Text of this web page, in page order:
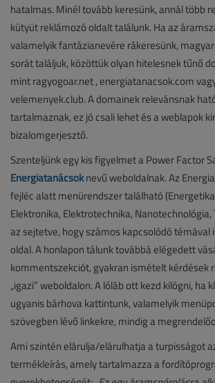
hatalmas. Minél tovább keresünk, annál több
kütyüt reklámozó oldalt találunk. Ha az
valamelyik fantázianevére rákeresünk,
sorát találjuk, közöttük olyan hitelesnek tűnő
mint ragyogoar.net , energiatanacsok.com
velemenyek.club. A domainek relevánsnak
tartalmaznak, ez jó csali lehet és a weblapok
bizalomgerjesztő.
Szenteljünk egy kis figyelmet a Power Factor
Energiatanácsoknevű weboldalnak. Az
fejléc alatt menürendszer található
Elektronika, Elektrotechnika,
az sejtetve, hogy számos kapcsolódó témával
oldal. A honlapon tálunk továbbá elégedett
kommentszekciót, gyakran ismételt kérdések
„igazi” weboldalon. A lóláb ott kezd kilógni, ha
ugyanis bárhova kattintunk, valamelyik
szövegben lévő linkekre, mindig a
Ami szintén elárulja/elárulhatja a turpisságot
termékleírás, amely tartalmazza a